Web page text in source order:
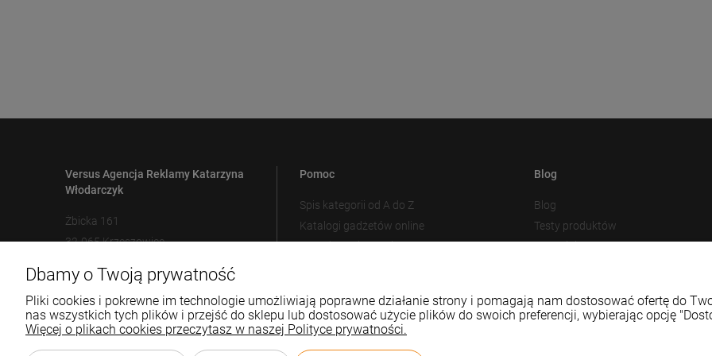
Versus Agencja Reklamy Katarzyna
Włodarczyk
Żbicka 161
32-065 Krzeszowice
12 307 25 82
biuro@versus-reklama.pl
Pomoc
Spis kategorii od A do Z
Katalogi gadżetów online
Metody znakowania
Blog
Blog
Testy produktów
Nowości
Dbamy o Twoją prywatność
Pliki cookies i pokrewne im technologie umożliwiają poprawne działanie strony i pomagają nam dostosować ofertę do
nas wszystkich tych plików i przejść do sklepu lub dostosować użycie plików do swoich preferencji, wybierając opcję
Więcej o plikach cookies przeczytasz w naszej Polityce prywatności.